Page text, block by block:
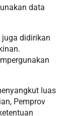
data
juga didirikan
luas
Pemprov